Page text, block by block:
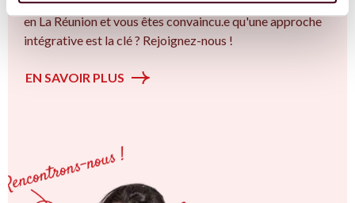
en La Réunion et vous êtes convaincu.e qu'une approche
intégrative est la clé ? Rejoignez-nous !
EN SAVOIR PLUS